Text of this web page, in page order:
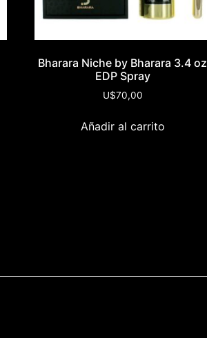
Bharara Niche by Bharara 3.4 oz
EDP Spray
U$70,00
Añadir al carrito